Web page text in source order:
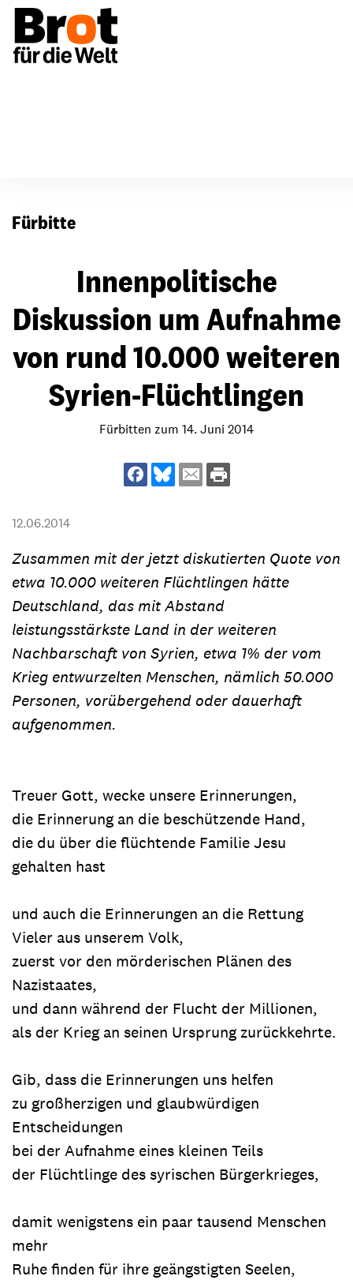
Fürbitte
Innenpolitische
Diskussion um Aufnahme
von rund 10.000 weiteren
Syrien-Flüchtlingen
Fürbitten zum 14. Juni 2014
12.06.2014
Zusammen mit der jetzt diskutierten Quote von
etwa 10.000 weiteren Flüchtlingen hätte
Deutschland, das mit Abstand
leistungsstärkste Land in der weiteren
Nachbarschaft von Syrien, etwa 1% der vom
Krieg entwurzelten Menschen, nämlich 50.000
Personen, vorübergehend oder dauerhaft
aufgenommen.
Treuer Gott, wecke unsere Erinnerungen,
die Erinnerung an die beschützende Hand,
die du über die flüchtende Familie Jesu
gehalten hast
und auch die Erinnerungen an die Rettung
Vieler aus unserem Volk,
zuerst vor den mörderischen Plänen des
Nazistaates,
und dann während der Flucht der Millionen,
als der Krieg an seinen Ursprung zurückkehrte.
Gib, dass die Erinnerungen uns helfen
zu großherzigen und glaubwürdigen
Entscheidungen
bei der Aufnahme eines kleinen Teils
der Flüchtlinge des syrischen Bürgerkrieges,
damit wenigstens ein paar tausend Menschen
mehr
Ruhe finden für ihre geängstigten Seelen,